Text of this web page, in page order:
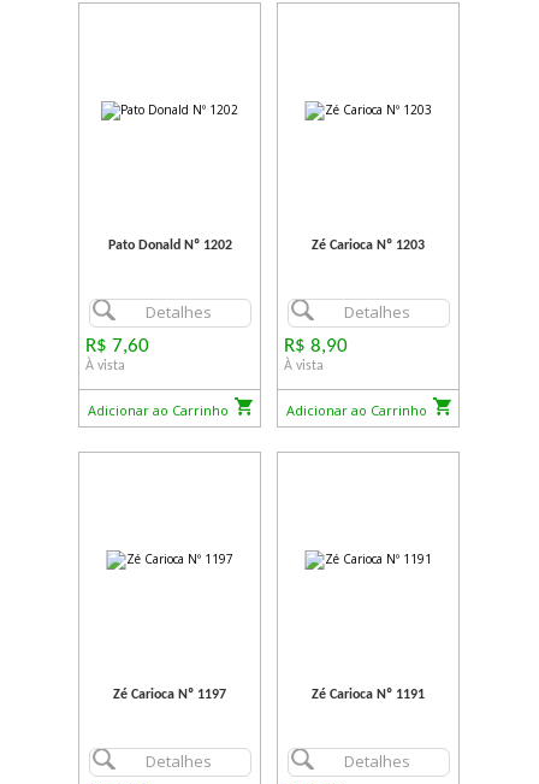
Pato Donald Nº 1202
Detalhes
R$ 7,60
À vista
Adicionar ao Carrinho
Zé Carioca Nº 1203
Detalhes
R$ 8,90
À vista
Adicionar ao Carrinho
Zé Carioca Nº 1197
Detalhes
Zé Carioca Nº 1191
Detalhes